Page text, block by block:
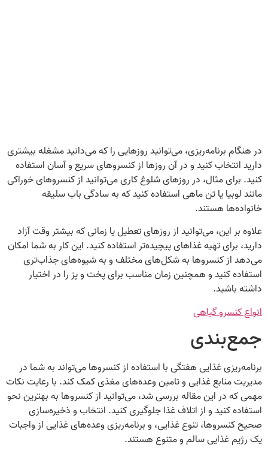
در هنگام برنامه‌ریزی، می‌توانید روزهایی را که می‌دانید مشغله بیشتری
دارید انتخاب کنید و در آن روزها از کنسروهای سریع و آسان استفاده
کنید. برای مثال، در روزهای شلوغ کاری می‌توانید از کنسروهای خوراکی
مانند لوبیا یا تن ماهی استفاده کنید که به سادگی باب سلیقه
خانواده‌ها هستند.
علاوه بر این، می‌توانید از روزهای تعطیل یا زمانی که بیشتر وقت آزاد
دارید، برای تهیه غذاهای پیچیده‌تر استفاده کنید. این کار به شما امکان
می‌دهد از کنسروها به شکل‌های مختلف و به شیوه‌های جذاب‌تری
استفاده کنید و همچنین زمان مناسب برای پخت و پز را در اختیار
داشته باشید.
انواع کنسرو گیاهی
جمع‌بندی
برنامه‌ریزی غذایی هفتگی با استفاده از کنسروها می‌تواند به شما در
مدیریت منابع غذایی و تامین وعده‌های مغذی کمک کند. با رعایت نکات
مهمی که در این مقاله بررسی شد، می‌توانید از کنسروها به بهترین نحو
استفاده کنید و از اتلاف غذا جلوگیری کنید. انتخاب و ذخیره‌سازی
صحیح کنسروها، تنوع غذایی، و برنامه‌ریزی وعده‌های غذایی از واجبات
یک رژیم غذایی سالم و متنوع هستند.